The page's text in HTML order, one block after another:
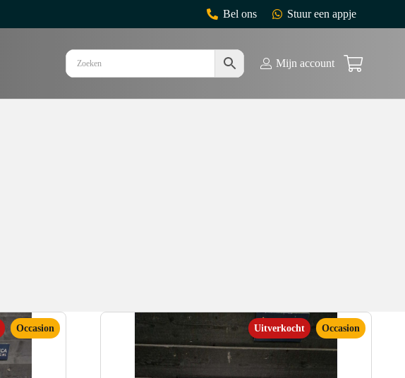
Bel ons Stuur een appje
Mijn account
Occasion Uitverkocht Occasion